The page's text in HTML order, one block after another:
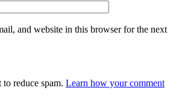
and website in this browser for the next
reduce spam. Learn how your comment